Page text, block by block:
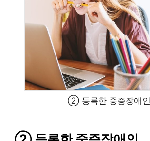
② 등록한 중증장애인